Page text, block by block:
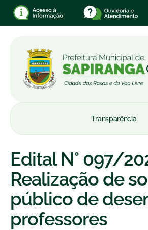
Transparência
Edital N° 097/
Realização de
público de
professores